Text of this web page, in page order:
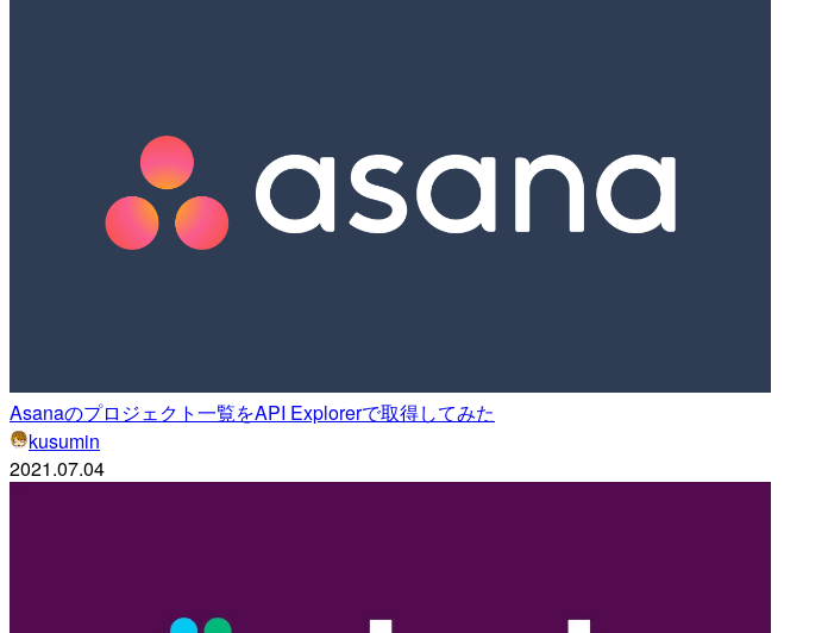
Asanaのプロジェクト一覧をAPI Explorerで取得してみた
kusumin
2021.07.04